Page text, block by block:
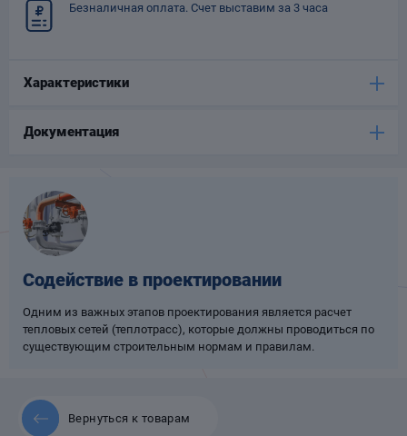
Безналичная оплата. Счет выставим за 3 часа
Характеристики
Документация
Содействие в проектировании
Одним из важных этапов проектирования является расчет
тепловых сетей (теплотрасс), которые должны проводиться по
существующим строительным нормам и правилам.
Вернуться к товарам